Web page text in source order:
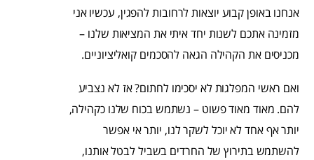
אנחנו באופן קבוע יוצאות לרחובות להפגין, עכשיו אני
מזמינה אתכם לשנות יחד איתי את המציאות שלנו –
מכניסים את הקהילה הגאה להסכמים קואליציוניים.
ואם ראשי המפלגות לא יסכימו לחתום? אז לא נצביע
להם. מאוד מאוד פשוט – נשתמש בכוח שלנו כקהילה,
יותר אף אחד לא יוכל לשקר לנו, יותר אי אפשר
להשתמש בתירוץ של החרדים בשביל לבטל אותנו,